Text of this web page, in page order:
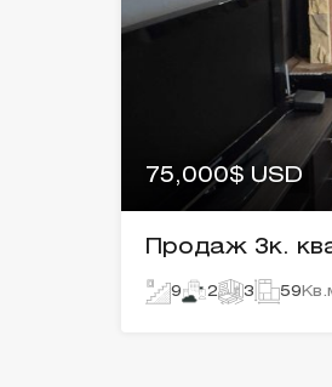
75,000$ USD
Продаж 3к.
9 2 3 59